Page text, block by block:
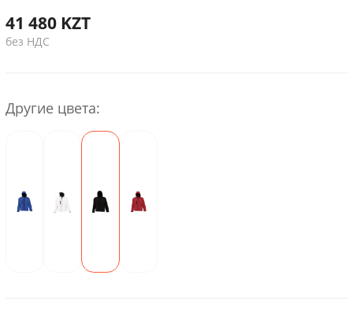
41 480 KZT
без НДС
Другие цвета: